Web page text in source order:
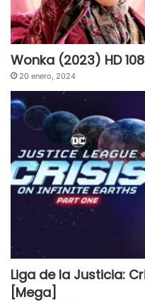
Wonka (2023) HD
20 enero, 2024
Liga de la Justicia:
[Mega]